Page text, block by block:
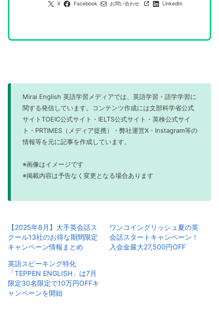
X Facebook お問い合わせ LinkedIn
Mirai English 英語学習メディアでは、英語学習・語学学習に
関する発信しています。コンテンツ作成には文部科学省公式
サイトTOEIC公式サイト・IELTS公式サイト・英検公式サイ
ト・PRTIMES（メディア提携）・弊社運営X・Instagram等の
情報等を元に記事を作成しています。
※画像はイメージです
※掲載内容は予告なく変更となる場合あります
【2025年8月】大手英会話ス
クール13社のお得な期間限定
キャンペーン情報まとめ
ワンコイングリッシュ夏の英
会話スタートキャンペーン！
入会金最大27,500円OFF
英語スピーキング特化
「TEPPEN ENGLISH」は7月
限定30名限定で10万円OFFキ
ャンペーンを開始